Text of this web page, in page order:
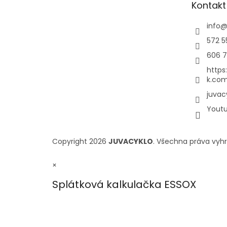
Kontakt
info@
572
606
Copyright 2026 JUVACYKLO. Všechna práva
×
Splátková kalkulačka ESSOX